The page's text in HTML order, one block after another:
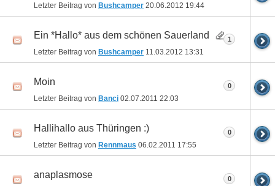
Letzter Beitrag von Bushcamper 20.06.2012 19:44
Ein *Hallo* aus dem schönen Sauerland
Letzter Beitrag von Bushcamper 11.03.2012 13:31
1
Moin
Letzter Beitrag von Banci 02.07.2011 22:03
0
Hallihallo aus Thüringen :)
Letzter Beitrag von Rennmaus 06.02.2011 17:55
0
anaplasmose 0